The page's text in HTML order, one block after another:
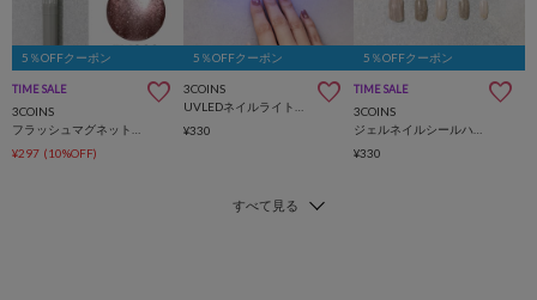
5％OFFクーポン
TIME SALE
3COINS
¥297 (10%OFF)
5％OFFクーポン
3COINS
¥330
5％OFFクーポン
TIME SALE
3COINS
¥330